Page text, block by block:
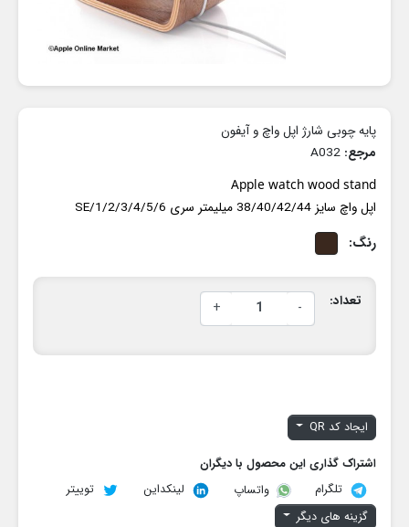
پایه چوبی شارژ اپل واچ و آیفون
مرجع:
Apple watch wood stand
اپل واچ سایز 38/40/42/44 میلیمتر سری 1/2/3/4/5/6/SE
رنگ:
تعداد: -
+
ایجاد کد QR
اشتراک گذاری این محصول با دیگران
تلگرام
واتساپ لینکداین
توییتر
گزینه های دیگر